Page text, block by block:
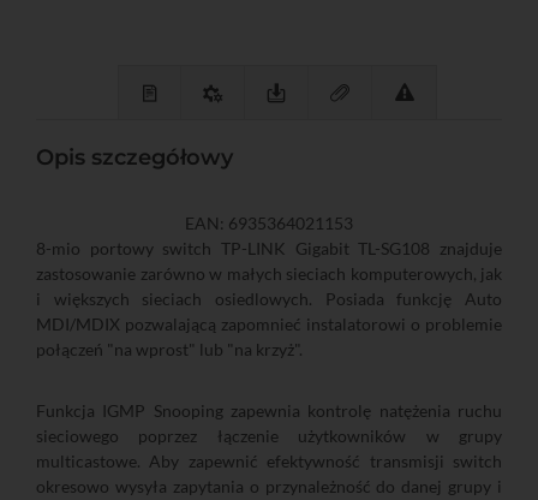
Opis szczegółowy
EAN: 6935364021153
8-mio portowy switch TP-LINK Gigabit TL-SG108 znajduje
zastosowanie zarówno w małych sieciach komputerowych, jak
i większych sieciach osiedlowych. Posiada funkcję Auto
MDI/MDIX pozwalającą zapomnieć instalatorowi o problemie
połączeń "na wprost" lub "na krzyż".
Funkcja IGMP Snooping zapewnia kontrolę natężenia ruchu
sieciowego poprzez łączenie użytkowników w grupy
multicastowe. Aby zapewnić efektywność transmisji switch
okresowo wysyła zapytania o przynależność do danej grupy i